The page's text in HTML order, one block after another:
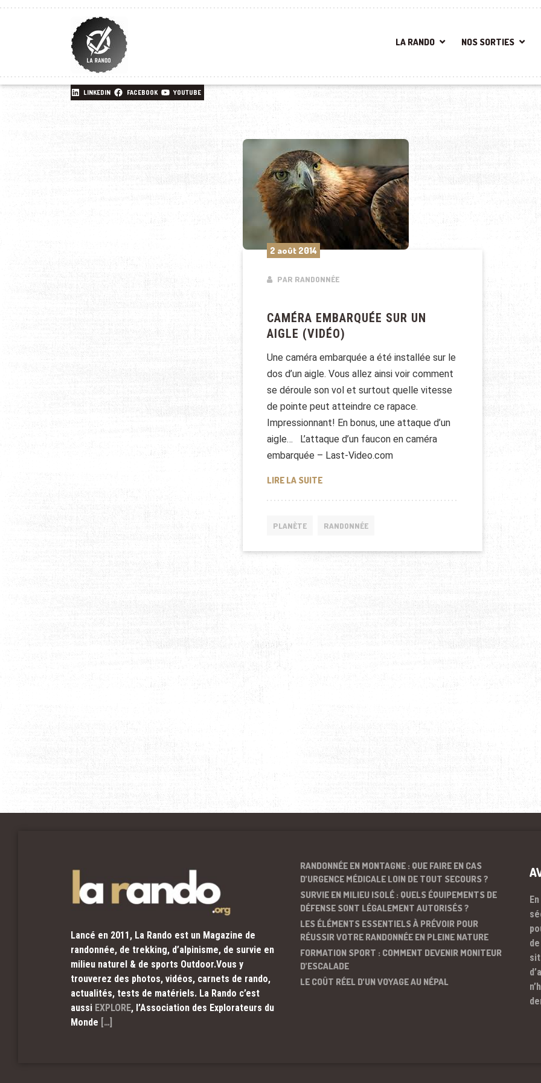
LA RANDO NOS SORTIES
LINKEDIN FACEBOOK YOUTUBE
2 août 2014
PAR RANDONNÉE
CAMÉRA EMBARQUÉE SUR UN
AIGLE (VIDÉO)
Une caméra embarquée a été installée sur le
dos d’un aigle. Vous allez ainsi voir comment
se déroule son vol et surtout quelle vitesse
de pointe peut atteindre ce rapace.
Impressionnant! En bonus, une attaque d’un
aigle… L’attaque d’un faucon en caméra
embarquée – Last-Video.com
LIRE LA SUITECAMÉRA EMBARQUÉE SUR UN AIGLE (VIDÉO)
PLANÈTE RANDONNÉE
Lancé en 2011, La Rando est un Magazine de
randonnée, de trekking, d’alpinisme, de survie en
milieu naturel & de sports Outdoor.Vous y
trouverez des photos, vidéos, carnets de rando,
actualités, tests de matériels. La Rando c’est
aussi EXPLORE, l’Association des Explorateurs du
Monde […]
RANDONNÉE EN MONTAGNE : QUE FAIRE EN CAS
D’URGENCE MÉDICALE LOIN DE TOUT SECOURS ?
SURVIE EN MILIEU ISOLÉ : QUELS ÉQUIPEMENTS DE
DÉFENSE SONT LÉGALEMENT AUTORISÉS ?
LES ÉLÉMENTS ESSENTIELS À PRÉVOIR POUR
RÉUSSIR VOTRE RANDONNÉE EN PLEINE NATURE
FORMATION SPORT : COMMENT DEVENIR MONITEUR
D’ESCALADE
LE COÛT RÉEL D’UN VOYAGE AU NÉPAL